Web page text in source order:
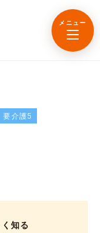
メニュー
要介護5
知る